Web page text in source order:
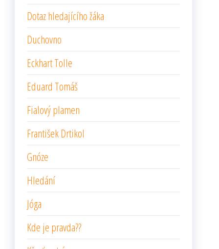
Dotaz hledajícího žáka
Duchovno
Eckhart Tolle
Eduard Tomáš
Fialový plamen
František Drtikol
Gnóze
Hledání
Jóga
Kde je pravda??